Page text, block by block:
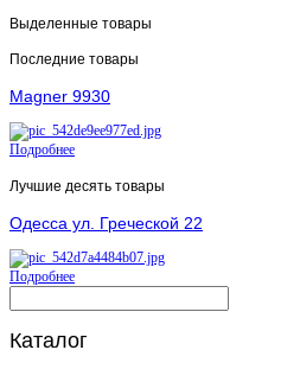
Выделенные товары
Последние товары
Magner 9930
Подробнее
Лучшие десять товары
Одесса ул. Греческой 22
Подробнее
Каталог